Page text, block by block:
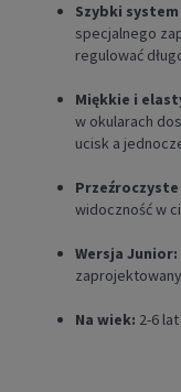
Szybki
specjalnego
regulować
Miękkie i
w okularach
ucisk a
widoczność w
Wersja Junior:
Na wiek: 2-6 lat